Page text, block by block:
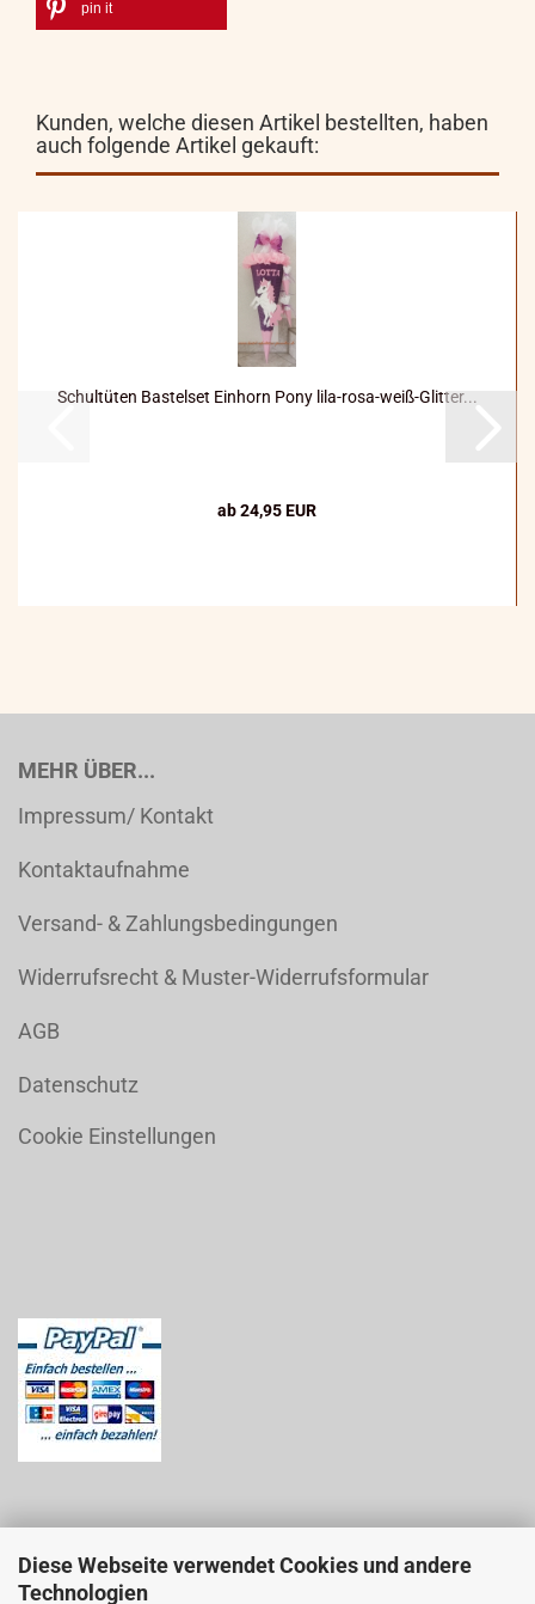
Diese Webseite verwendet Cookies und andere
Technologien
pin it
Kunden, welche diesen Artikel bestellten, haben
auch folgende Artikel gekauft:
Schultüten Bastelset Einhorn Pony lila-rosa-weiß-Glitter...
ab 24,95 EUR
MEHR ÜBER...
Impressum/ Kontakt
Kontaktaufnahme
Versand- & Zahlungsbedingungen
Widerrufsrecht & Muster-Widerrufsformular
AGB
Datenschutz
Cookie Einstellungen